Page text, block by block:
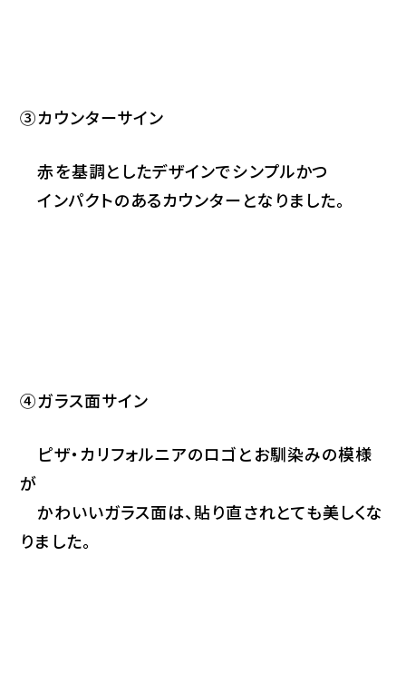
③カウンターサイン
赤を基調としたデザインでシンプルかつ
インパクトのあるカウンターとなりました。
④ガラス面サイン
ピザ・カリフォルニアのロゴとお馴染みの模様
が
かわいいガラス面は、貼り直されとても美しくな
りました。